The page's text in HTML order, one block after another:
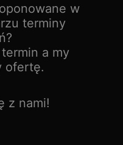
w
terminy
a my
ofertę.
z nami!